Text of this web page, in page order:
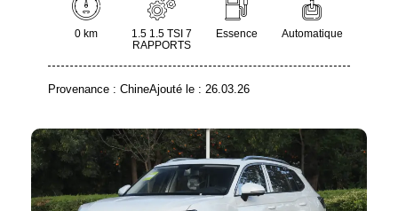
0 km
1.5 1.5 TSI 7
RAPPORTS
Essence Automatique
Provenance : ChineAjouté le : 26.03.26